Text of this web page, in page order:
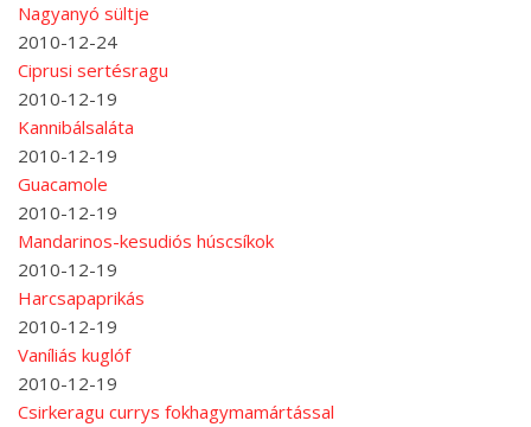
Nagyanyó sültje
2010-12-24
Ciprusi sertésragu
2010-12-19
Kannibálsaláta
2010-12-19
Guacamole
2010-12-19
Mandarinos-kesudiós húscsíkok
2010-12-19
Harcsapaprikás
2010-12-19
Vaníliás kuglóf
2010-12-19
Csirkeragu currys fokhagymamártással